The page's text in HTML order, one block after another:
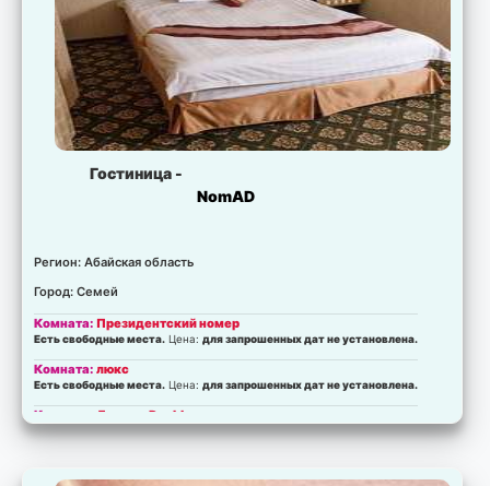
Гостиница -
NomAD
Регион: Абайская область
Город: Семей
Комната:Президентский номер
Есть свободные места. Цена:для запрошенных дат не установлена.
Комната:люкс
Есть свободные места. Цена:для запрошенных дат не установлена.
Комната: Делюкс Double